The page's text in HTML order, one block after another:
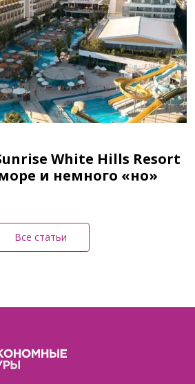
White Hills Resort
и немного «но»
Все статьи